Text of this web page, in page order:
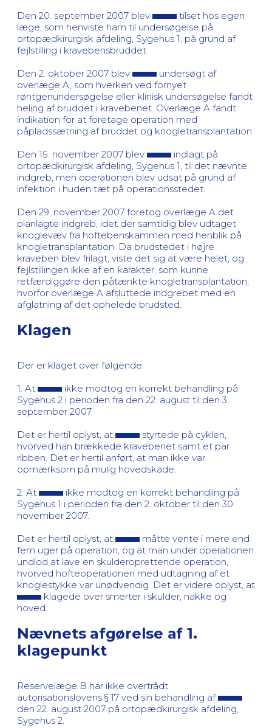
Den 20. september 2007 blev
tilset hos egen
læge, som henviste ham til undersøgelse på
ortopædkirurgisk afdeling, Sygehus 1, på grund af
fejlstilling i kravebensbruddet.
Den 2. oktober 2007 blev
undersøgt af
overlæge A, som hverken ved fornyet
røntgenundersøgelse eller klinisk undersøgelse fandt
heling af bruddet i kravebenet. Overlæge A fandt
indikation for at foretage operation med
påpladssætning af bruddet og knogletransplantation.
Den 15. november 2007 blev
indlagt på
ortopædkirurgisk afdeling, Sygehus 1, til det nævnte
indgreb, men operationen blev udsat på grund af
infektion i huden tæt på operationsstedet.
Den 29. november 2007 foretog overlæge A det
planlagte indgreb, idet der samtidig blev udtaget
knoglevæv fra hoftebenskammen med henblik på
knogletransplantation. Da brudstedet i højre
kraveben blev frilagt, viste det sig at være helet, og
fejlstillingen ikke af en karakter, som kunne
retfærdiggøre den påtænkte knogletransplantation,
hvorfor overlæge A afsluttede indgrebet med en
afglatning af det ophelede brudsted.
Klagen
Der er klaget over følgende:
1. At
ikke modtog en korrekt behandling på
Sygehus 2 i perioden fra den 22. august til den 3.
september 2007.
Det er hertil oplyst, at
styrtede på cyklen,
hvorved han brækkede kravebenet samt et par
ribben. Det er hertil anført, at man ikke var
opmærksom på mulig hovedskade.
2. At
ikke modtog en korrekt behandling på
Sygehus 1 i perioden fra den 2. oktober til den 30.
november 2007.
Det er hertil oplyst, at
måtte vente i mere end
fem uger på operation, og at man under operationen
undlod at lave en skulderoprettende operation,
hvorved hofteoperationen med udtagning af et
knoglestykke var unødvendig. Det er videre oplyst, at
klagede over smerter i skulder, nakke og
hoved.
Nævnets afgørelse af 1.
klagepunkt
Reservelæge B har ikke overtrådt
autorisationslovens § 17 ved sin behandling af
den 22. august 2007 på ortopædkirurgisk afdeling,
Sygehus 2.